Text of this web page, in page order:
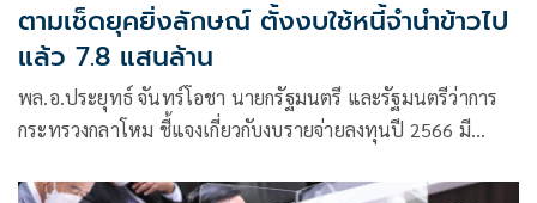
ตามเช็ดยุคยิ่งลักษณ์ ตั้งงบใช้หนี้จำนำข้าวไป
แล้ว 7.8 แสนล้าน
พล.อ.ประยุทธ์ จันทร์โอชา นายกรัฐมนตรี และรัฐมนตรีว่าการ
กระทรวงกลาโหม ชี้แจงเกี่ยวกับงบรายจ่ายลงทุนปี 2566 มี